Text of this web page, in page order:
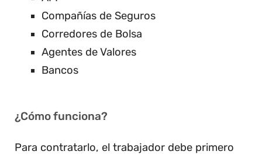
Compañías de Seguros
Corredores de Bolsa
Agentes de Valores
Bancos
¿Cómo funciona?
Para contratarlo, el trabajador debe primero